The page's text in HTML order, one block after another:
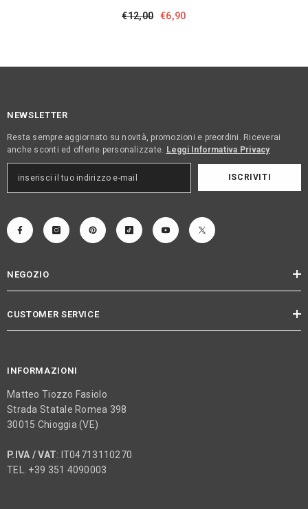
€12,00
€6,90
NEWSLETTER
Resta sempre aggiornato su novità, promozioni e preordini. Riceverai
anche sconti ed offerte personalizzate. Leggi Informativa Privacy
ISCRIVITI
NEGOZIO
CUSTOMER SERVICE
INFORMAZIONI
Matteo Tiozzo Fasiolo
Strada Statale Romea 398
30015 Chioggia (VE)
P.IVA / VAT: IT04713110270
TEL. +39 351 4090003